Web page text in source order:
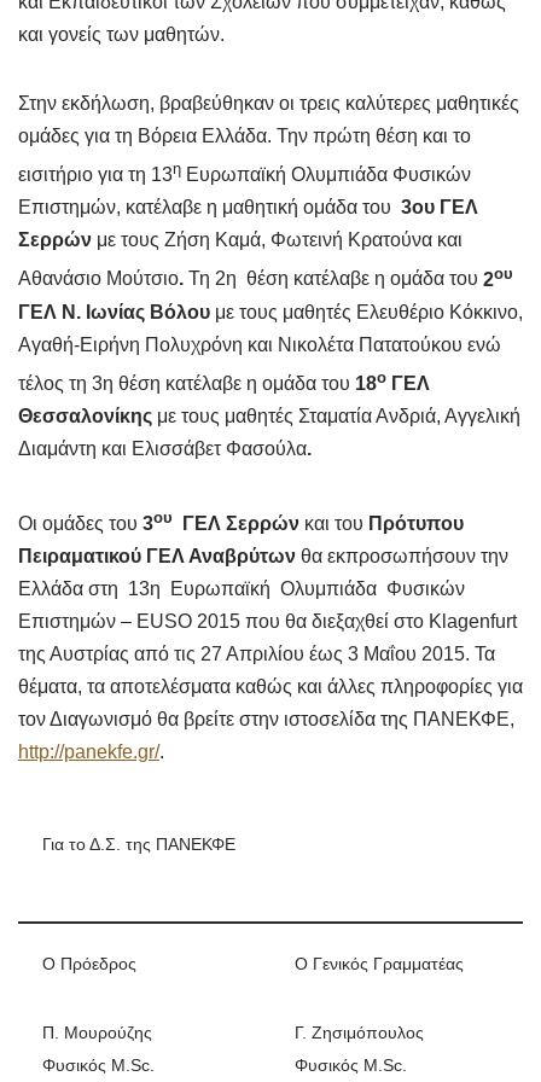
και γονείς των μαθητών.
Στην εκδήλωση, βραβεύθηκαν οι τρεις καλύτερες μαθητικές
ομάδες για τη Βόρεια Ελλάδα. Την πρώτη θέση και το
εισιτήριο για τη 13η Ευρωπαϊκή Ολυμπιάδα Φυσικών
Επιστημών, κατέλαβε η μαθητική ομάδα του 3ου ΓΕΛ
Σερρών με τους Ζήση Καμά, Φωτεινή Κρατούνα και
Αθανάσιο Μούτσιο. Τη 2η θέση κατέλαβε η ομάδα του 2ου
ΓΕΛ Ν. Ιωνίας Βόλου με τους μαθητές Ελευθέριο Κόκκινο,
Αγαθή-Ειρήνη Πολυχρόνη και Νικολέτα Πατατούκου ενώ
τέλος τη 3η θέση κατέλαβε η ομάδα του 18ο ΓΕΛ
Θεσσαλονίκης με τους μαθητές Σταματία Ανδριά, Αγγελική
Διαμάντη και Ελισσάβετ Φασούλα.
Οι ομάδες του 3ου ΓΕΛ Σερρών και του Πρότυπου
Πειραματικού ΓΕΛ Αναβρύτων θα εκπροσωπήσουν την
Ελλάδα στη 13η Ευρωπαϊκή Ολυμπιάδα Φυσικών
Επιστημών – EUSO 2015 που θα διεξαχθεί στο Klagenfurt
της Αυστρίας από τις 27 Απριλίου έως 3 Μαΐου 2015. Τα
θέματα, τα αποτελέσματα καθώς και άλλες πληροφορίες για
τον Διαγωνισμό θα βρείτε στην ιστοσελίδα της ΠΑΝΕΚΦΕ,
http://panekfe.gr/.
Για το Δ.Σ. της ΠΑΝΕΚΦΕ
Ο Πρόεδρος
Π. Μουρούζης
Φυσικός M.Sc.
Ο Γενικός Γραμματέας
Γ. Ζησιμόπουλος
Φυσικός M.Sc.